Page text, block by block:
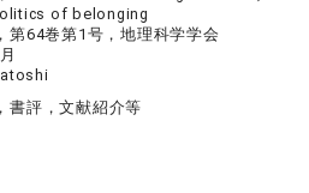
of belonging
第64巻第1号，地理科学学会
書評，文献紹介等